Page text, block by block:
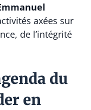
axées sur
de l’intégrité
du
en